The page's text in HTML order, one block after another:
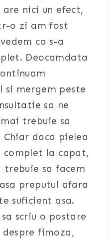
are nici un efect,
o zi am fost
ca s-a
Deocamdata
mergem peste
sa ne
trebuie sa
Chiar daca pielea
complet la capat,
trebuie sa facem
preputul afara
suficient asa.
scriu o postare
fimoza,